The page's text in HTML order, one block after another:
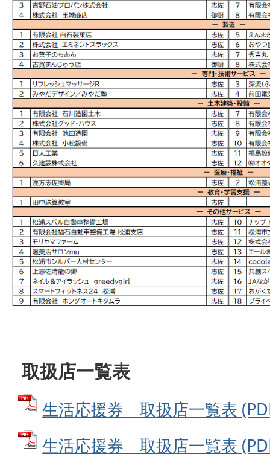
取扱店一覧表
生活応援券 取扱店一覧表
生活応援券 取扱店一覧表